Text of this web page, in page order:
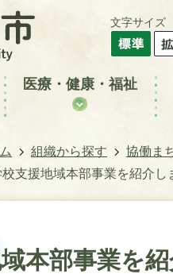
文字サイズ
医療・健康・福祉
組織から探す 協働ま
校支援地域本部事業を紹介し
本部事業を